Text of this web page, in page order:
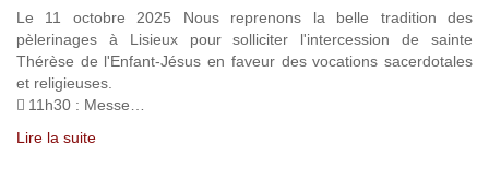
Le 11 octobre 2025 Nous reprenons la belle tradition des
pèlerinages à Lisieux pour solliciter l'intercession de sainte
Thérèse de l'Enfant-Jésus en faveur des vocations sacerdotales
et religieuses.
11h30 : Messe…
Lire la suite